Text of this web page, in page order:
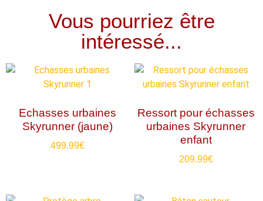
Vous pourriez être
intéressé...
Echasses urbaines
Skyrunner (jaune)
499.99€
Ressort pour échasses
urbaines Skyrunner
enfant
209.99€